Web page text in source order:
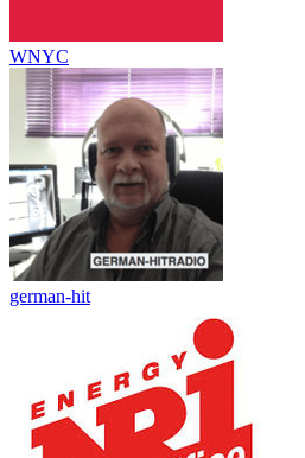
WNYC
german-hit